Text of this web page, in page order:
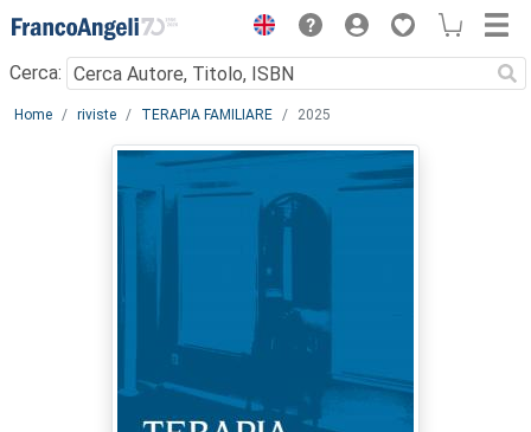
Menu
Cerca:
Main content
Home riviste TERAPIA FAMILIARE 2025